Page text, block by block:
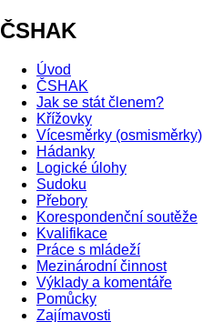
ČSHAK
Úvod
ČSHAK
Jak se stát členem?
Křížovky
Vícesměrky (osmisměrky)
Hádanky
Logické úlohy
Sudoku
Přebory
Korespondenční soutěže
Kvalifikace
Práce s mládeží
Mezinárodní činnost
Výklady a komentáře
Pomůcky
Zajímavosti